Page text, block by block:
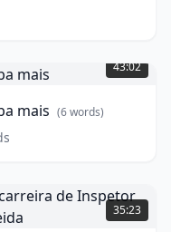
43:02
mais (6words)
35:23